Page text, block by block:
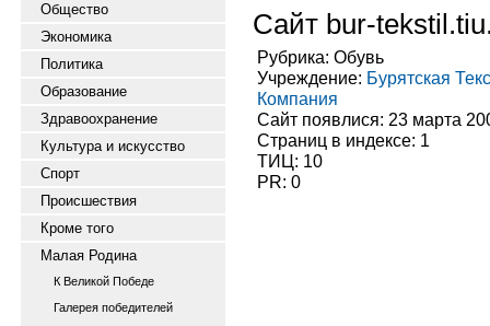
Общество
Экономика
Политика
Образование
Здравоохранение
Культура и искусство
Спорт
Происшествия
Кроме того
Малая Родина
К Великой Победе
Галерея победителей
Сайт bur-
Рубрика: Обувь
Учреждение: Бурятская
Компания
Сайт появлися: 23 марта
Страниц в индексе: 1
ТИЦ: 10
PR: 0